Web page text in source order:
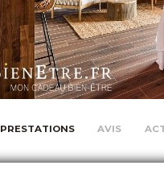
PRESTATIONS AVIS